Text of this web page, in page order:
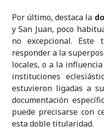
Por último, destaca la
y San Juan, poco
no excepcional. Este
responder a la
locales, o a la
instituciones
estuvieron ligadas a
documentación
puede precisarse con
esta doble titularidad.